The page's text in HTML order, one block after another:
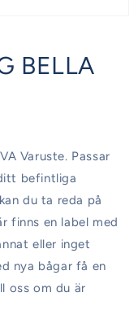
BELLA
Varuste. Passar
befintliga
du ta reda på
finns en label med
eller inget
nya bågar få en
oss om du är